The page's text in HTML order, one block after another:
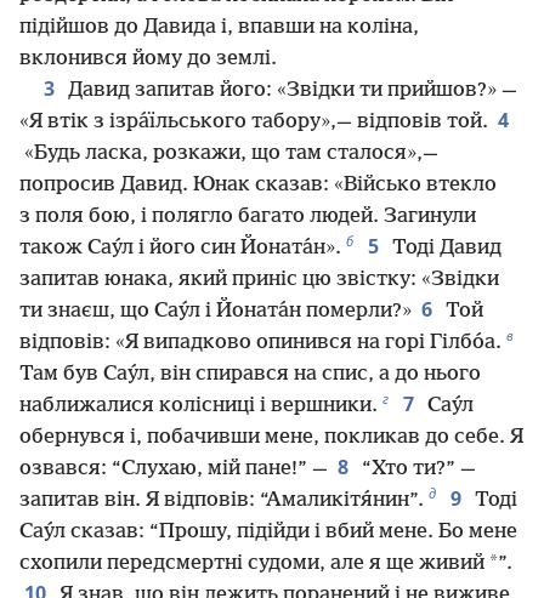
підійшов до Давида і, впавши на коліна,
вклонився йому до землі.
3 Давид запитав його: «Звідки ти прийшов?» —
«Я втік з ізра́їльського табору»,— відповів той. 4
«Будь ласка, розкажи, що там сталося»,—
попросив Давид. Юнак сказав: «Військо втекло
з поля бою, і полягло багато людей. Загинули
також Сау́л і його син Йоната́н». б 5 Тоді Давид
запитав юнака, який приніс цю звістку: «Звідки
ти знаєш, що Сау́л і Йоната́н померли?» 6 Той
відповів: «Я випадково опинився на горі Гілбо́а. в
Там був Сау́л, він спирався на спис, а до нього
наближалися колісниці і вершники. г 7 Сау́л
обернувся і, побачивши мене, покликав до себе. Я
озвався: “Слухаю, мій пане!” — 8
“Хто ти?” —
запитав він. Я відповів: “Амаликітя́нин”. д 9 Тоді
Сау́л сказав: “Прошу, підійди і вбий мене. Бо мене
схопили передсмертні судоми, але я ще живий *”.